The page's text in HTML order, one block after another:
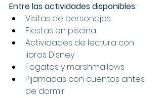
Entre las actividades disponibles:
Visitas de personajes
Fiestas en piscina
Actividades de lectura con
libros Disney
Fogatas y marshmallows
Pijamadas con cuentos antes
de dormir